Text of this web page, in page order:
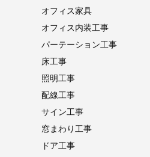
オフィス家具
オフィス内装工事
パーテーション工事
床工事
照明工事
配線工事
サイン工事
窓まわり工事
ドア工事